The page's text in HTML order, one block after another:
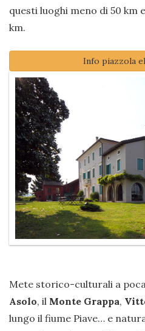
questi luoghi meno di 50 km
km.
Info piazzola
Mete storico-culturali a
Asolo, il Monte Grappa,
lungo il fiume Piave… e